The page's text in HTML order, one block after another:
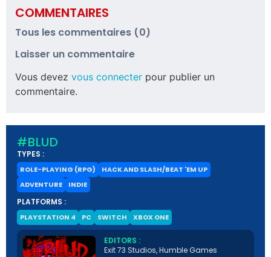
COMMENTAIRES
Tous les commentaires (0)
Laisser un commentaire
Vous devez vous connecter pour publier un
commentaire.
#BLUD
TYPES :
ROLE-PLAYING (RPG)
HACK AND SLASH/BEAT 'EM UP
ADVENTURE
INDIE
PLATFORMS :
PLAYSTATION 4 PC SWITCH XBOX ONE
EDITORS :
Exit 73 Studios, Humble Games